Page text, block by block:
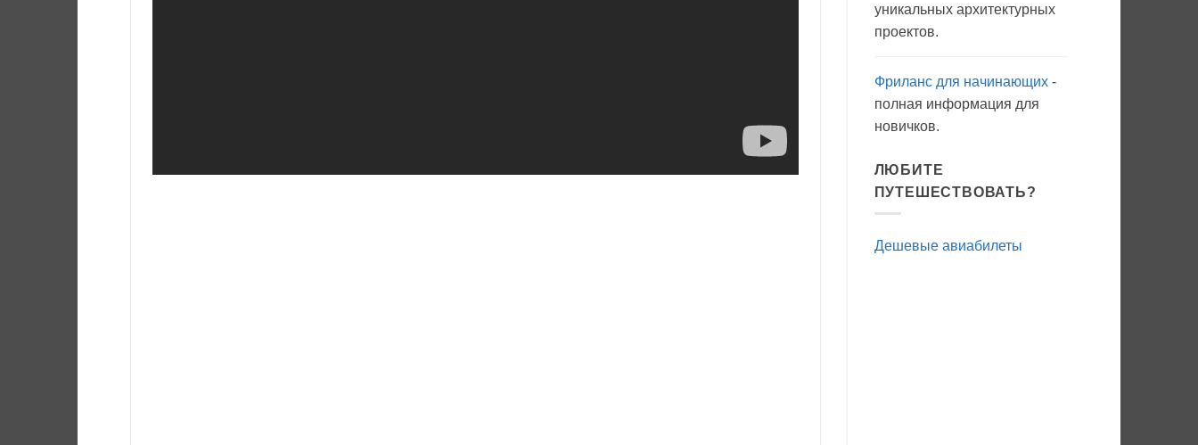
уникальных архитектурных
проектов.
Фриланс для начинающих-
полная информация для
новичков.
ЛЮБИТЕ
ПУТЕШЕСТВОВАТЬ?
Дешевые авиабилеты